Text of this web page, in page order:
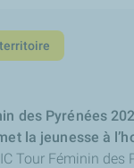
des Pyrénées
la jeunesse à
Tour Féminin des